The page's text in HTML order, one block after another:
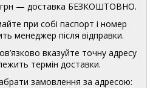
грн — доставка БЕЗКОШТОВНО.
при собі паспорт і номер
менеджер після відправки.
вказуйте точну адресу
термін доставки.
замовлення за адресою: